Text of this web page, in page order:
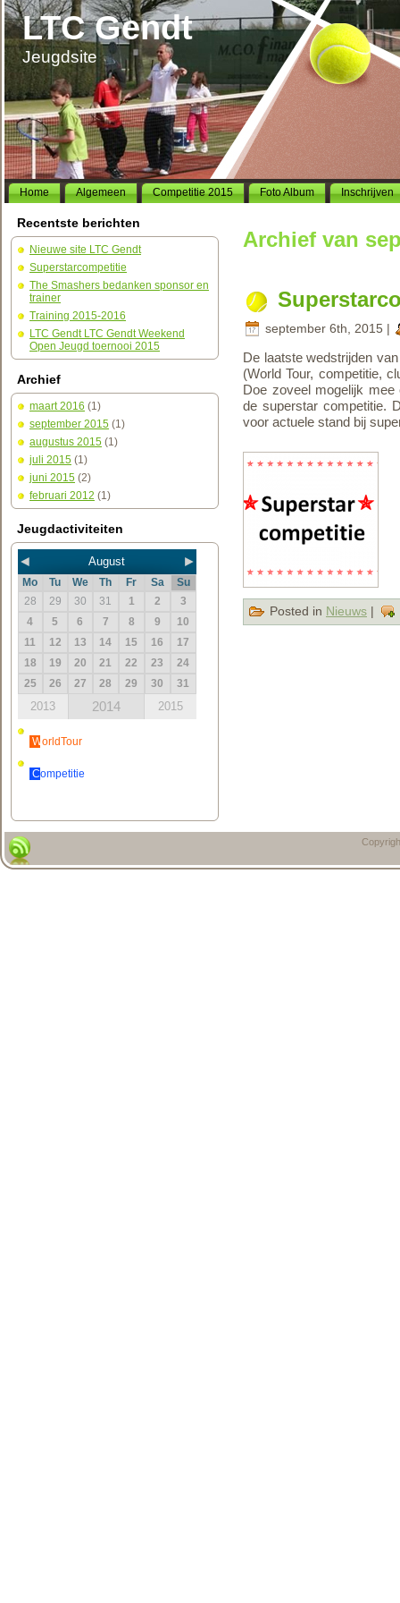
LTC Gendt
Jeugdsite
Home Algemeen Competitie 2015 Foto Album Inschrijven
Recentste berichten
Nieuwe site LTC Gendt
Superstarcompetitie
The Smashers bedanken sponsor en
trainer
Training 2015-2016
LTC Gendt LTC Gendt Weekend
Open Jeugd toernooi 2015
Archief
maart 2016 (1)
september 2015 (1)
augustus 2015 (1)
juli 2015 (1)
juni 2015 (2)
februari 2012 (1)
Jeugdactiviteiten
◄ August ►
Mo Tu We Th Fr Sa
Su
28
29 30 31 1 2
3
4
5 6 7 8 9
10
11
12 13 14 15 16
17
18
19 20 21 22 23
24
25
26 27 28 29 30 31
2013 2014 2015
WorldTour
Competitie
Archief van
september 6th, 2015 |
De laatste wedstrijden
(World Tour, competitie,
Doe zoveel mogelijk
de superstar competitie.
voor actuele stand bij
Posted in Nieuws |